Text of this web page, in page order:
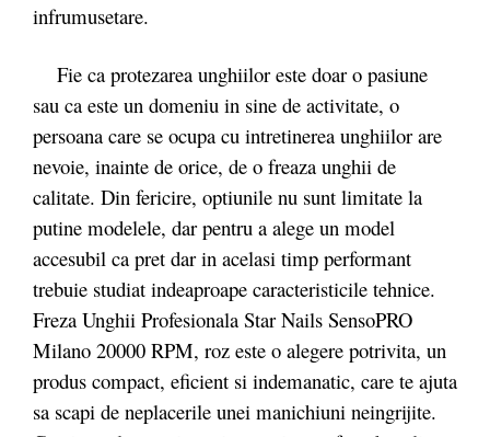
infrumusetare.
Fie ca protezarea unghiilor este doar o pasiune
sau ca este un domeniu in sine de activitate, o
persoana care se ocupa cu intretinerea unghiilor are
nevoie, inainte de orice, de o freaza unghii de
calitate. Din fericire, optiunile nu sunt limitate la
putine modelele, dar pentru a alege un model
accesubil ca pret dar in acelasi timp performant
trebuie studiat indeaproape caracteristicile tehnice.
Freza Unghii Profesionala Star Nails SensoPRO
Milano 20000 RPM, roz este o alegere potrivita, un
produs compact, eficient si indemanatic, care te ajuta
sa scapi de neplacerile unei manichiuni neingrijite.